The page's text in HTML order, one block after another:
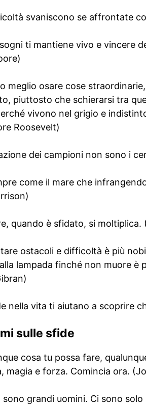
svaniscono se affrontate
ti mantiene vivo e vincere
meglio osare cose
piuttosto che schierarsi tra
vivono nel grigio e
Roosevelt)
dei campioni non sono i
come il mare che
quando è sfidato, si moltiplica.
ostacoli e difficoltà è più
lampada finché non muore è
nella vita ti aiutano a scoprire
sulle sfide
cosa tu possa fare,
magia e forza. Comincia ora.
sono grandi uomini. Ci sono